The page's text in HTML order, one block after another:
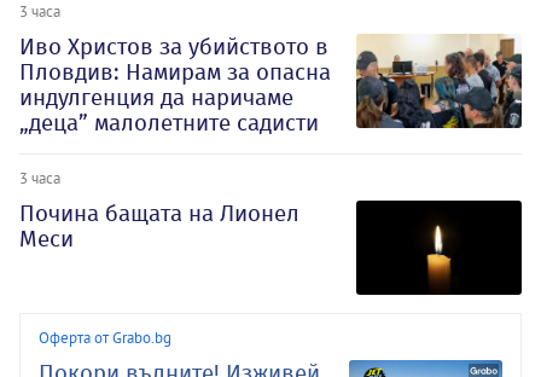
3 часа
Иво Христов за убийството в
Пловдив: Намирам за опасна
индулгенция да наричаме
„деца” малолетните садисти
3 часа
Почина бащата на Лионел
Меси
Оферта от Grabo.bg